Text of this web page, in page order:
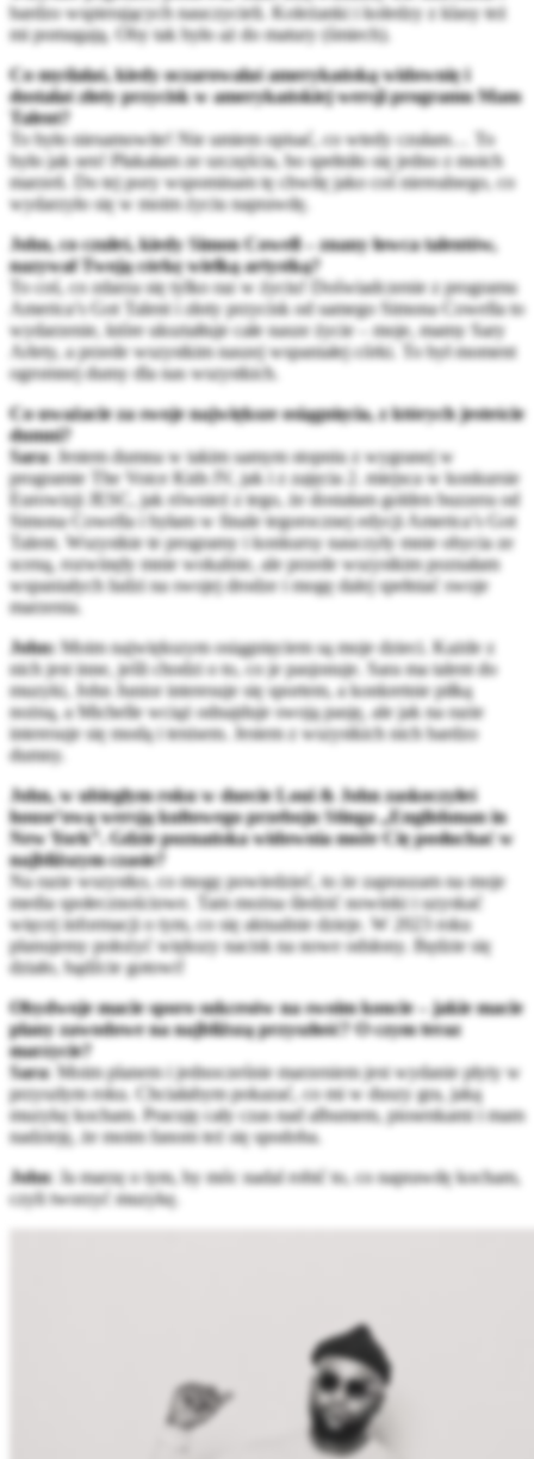
bardzo wspierających nauczycieli. Koleżanki i koledzy z klasy też
mi pomagają. Oby tak było aż do matury (śmiech).
Co myślałaś, kiedy oczarowałaś amerykańską widownię i
dostałaś złoty przycisk w amerykańskiej wersji programu Mam
Talent?
To było niesamowite! Nie umiem opisać, co wtedy czułam… To
było jak sen! Płakałam ze szczęścia, bo spełniło się jedno z moich
marzeń. Do tej pory wspominam tę chwilę jako coś nierealnego, co
wydarzyło się w moim życiu naprawdę.
John, co czułeś, kiedy Simon Cowell – znany łowca talentów,
nazywał Twoją córkę wielką artystką?
To coś, co zdarza się tylko raz w życiu! Doświadczenie z programu
America’s Got Talent i złoty przycisk od samego Simona Cowella to
wydarzenie, które ukształtuje całe nasze życie – moje, mamy Sary
Arlety, a przede wszystkim naszej wspaniałej córki. To był moment
ogromnej dumy dla nas wszystkich.
Co uważacie za swoje największe osiągnięcia, z których jesteście
dumni?
Sara: Jestem dumna w takim samym stopniu z wygranej w
programie The Voice Kids IV, jak i z zajęcia 2. miejsca w konkursie
Eurowizji JESC, jak również z tego, że dostałam golden buzzera od
Simona Cowella i byłam w finale tegorocznej edycji America’s Got
Talent. Wszystkie te programy i konkursy nauczyły mnie obycia ze
sceną, rozwinęły mnie wokalnie, ale przede wszystkim poznałam
wspaniałych ludzi na swojej drodze i mogę dalej spełniać swoje
marzenia.
John: Moim największym osiągnięciem są moje dzieci. Każde z
nich jest inne, jeśli chodzi o to, co je pasjonuje. Sara ma talent do
muzyki, John Junior interesuje się sportem, a konkretnie piłką
nożną, a Michelle wciąż odnajduje swoją pasję, ale jak na razie
interesuje się modą i tenisem. Jestem z wszystkich nich bardzo
dumny.
John, w ubiegłym roku w duecie Loui & John zaskoczyłeś
house’ową wersją kultowego przeboju Stinga „Englishman in
New York”. Gdzie poznańska widownia może Cię posłuchać w
najbliższym czasie?
Na razie wszystko, co mogę powiedzieć, to że zapraszam na moje
media społecznościowe. Tam można śledzić nowinki i uzyskać
więcej informacji o tym, co się aktualnie dzieje. W 2023 roku
planujemy położyć większy nacisk na nowe odsłony. Będzie się
działo, bądźcie gotowi!
Obydwoje macie sporo sukcesów na swoim koncie – jakie macie
plany zawodowe na najbliższą przyszłość? O czym teraz
marzycie?
Sara: Moim planem i jednocześnie marzeniem jest wydanie płyty w
przyszłym roku. Chciałabym pokazać, co mi w duszy gra, jaką
muzykę kocham. Pracuję cały czas nad albumem, piosenkami i mam
nadzieję, że moim fanom też się spodoba.
John: Ja marzę o tym, by móc nadal robić to, co naprawdę kocham,
czyli tworzyć muzykę.